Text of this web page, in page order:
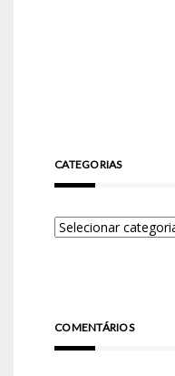
CATEGORIAS
COMENTÁRIOS